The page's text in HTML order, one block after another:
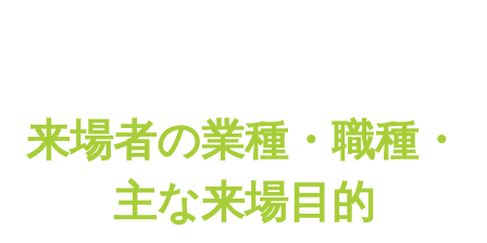
来場者の業種・職種・
主な来場目的